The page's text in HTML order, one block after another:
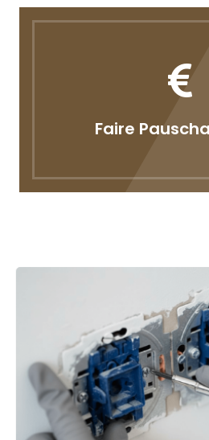
Faire